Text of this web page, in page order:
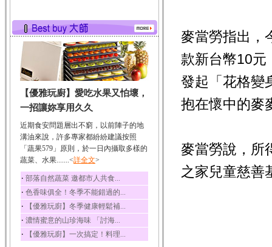
有蛋白質、脂肪、磷...
鮪魚
鮪魚肚肉中的不飽和脂
肪酸內富含EPA和DH...
韭菜
韭菜所含的膳食纖維能
幫助消化與通便；揮...
冬瓜
冬瓜營養價值高，鈉含
量極低是水腫病人的...
豆豉
豆豉裡頭含有營養的蛋
白質、脂肪、鈣、磷...
榛果
榛果裡所含的營養素有
蛋白質、脂肪、醣類...
迷迭香
【優雅玩廚】愛吃水果又怕壞，
一招讓妳享用久久
近期食安問題層出不窮，以前陣子的地
溝油來說，許多專家都紛紛建議按照
「蔬果579」原則，於一日內攝取多樣的
蔬菜、水果.......<詳全文>
‧ 部落自然蔬菜 邀都市人共食...
‧ 色香味俱全！冬季不能錯過的...
‧ 【優雅玩廚】冬季健康輕鬆補...
‧ 濃情蜜意的山珍海味 「討海...
‧ 【優雅玩廚】一次搞定！料理...
麥當勞指出，
款新台幣10元
發起「花格變
抱在懷中的麥
麥當勞說，所
之家兒童慈善